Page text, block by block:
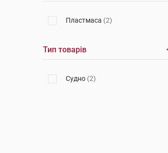
Пластмаса (2)
Тип товарів
Судно (2)